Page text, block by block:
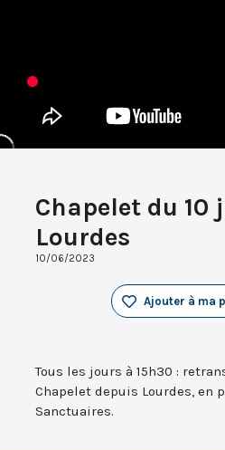
Chapelet du 10
Lourdes
10/06/2023
Ajouter à ma
Tous les jours à 15h30 :
Chapelet depuis Lourdes, en
Sanctuaires.